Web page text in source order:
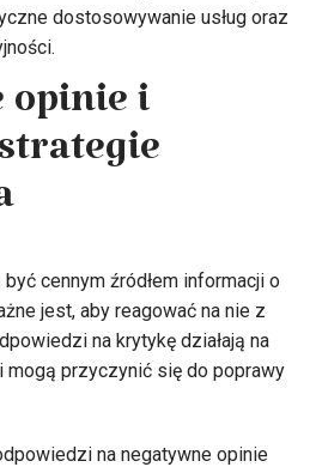
dostosowywanie usług oraz
opinie i
cennym źródłem informacji o
jest, aby reagować na nie z
na krytykę działają na
mogą przyczynić się do poprawy
na negatywne opinie